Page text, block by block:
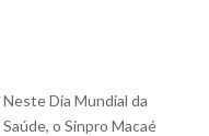
Neste Dia Mundial da
Saúde, o Sinpro Macaé